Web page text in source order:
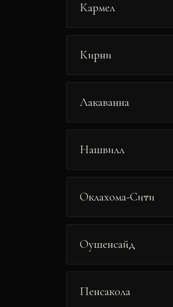
Кармел
Кирни
Лакаванна
Нашвилл
Оклахома-Сити
Оушенсайд
Пенсакола